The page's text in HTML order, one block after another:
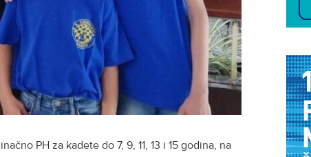
PH za kadete do 7, 9, 11, 13 i 15 godina, na